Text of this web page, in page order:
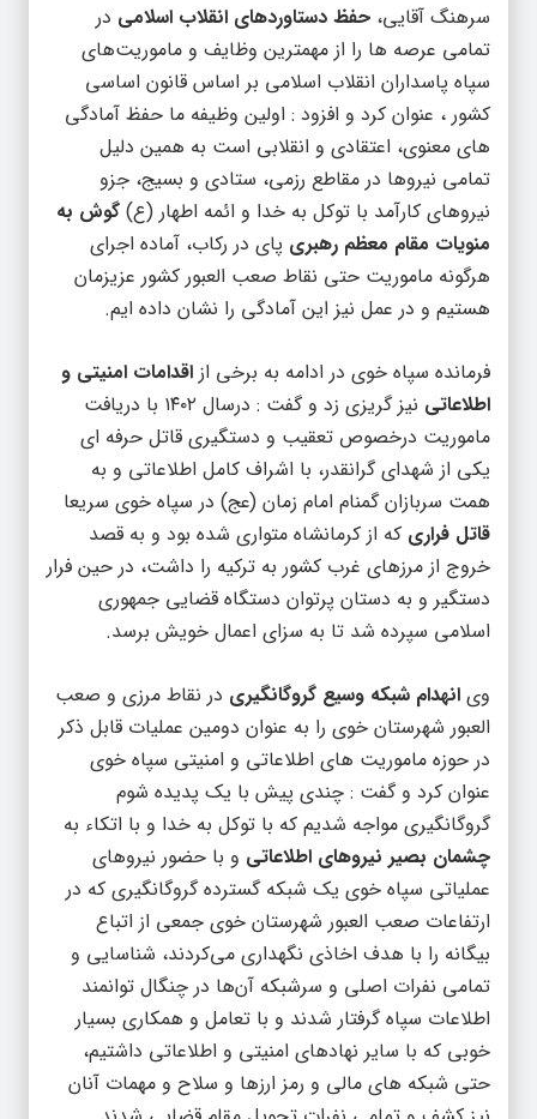
سرهنگ آقایی، حفظ دستاوردهای انقلاب اسلامی در
تمامی عرصه ها را از مهمترین وظایف و ماموریت‌های
سپاه پاسداران انقلاب اسلامی بر اساس قانون اساسی
کشور ، عنوان کرد و افزود : اولین وظیفه ما حفظ آمادگی
های معنوی، اعتقادی و انقلابی است به همین دلیل
تمامی نیروها در مقاطع رزمی، ستادی و بسیج، جزو
نیروهای کارآمد با توکل به خدا و ائمه اطهار (ع) گوش به
منویات مقام معظم رهبری پای در رکاب، آماده اجرای
هرگونه ماموریت حتی نقاط صعب العبور کشور عزیزمان
هستیم و در عمل نیز این آمادگی را نشان داده ایم.
فرمانده سپاه خوی در ادامه به برخی از اقدامات امنیتی و
اطلاعاتی
نیز گریزی زد و گفت : درسال ۱۴۰۲ با دریافت
ماموریت درخصوص تعقیب و دستگیری قاتل حرفه ای
یکی از شهدای گرانقدر، با اشراف کامل اطلاعاتی و به
همت سربازان گمنام امام زمان (عج) در سپاه خوی سریعا
قاتل فراری که از کرمانشاه متواری شده بود و به قصد
خروج از مرزهای غرب کشور به ترکیه را داشت، در حین فرار
دستگیر و به دستان پرتوان دستگاه قضایی جمهوری
اسلامی سپرده شد تا به سزای اعمال خویش برسد.
وی انهدام شبکه وسیع گروگانگیری در نقاط مرزی و صعب
العبور شهرستان خوی را به عنوان دومین عملیات قابل ذکر
در حوزه ماموریت های اطلاعاتی و امنیتی سپاه خوی
عنوان کرد و گفت : چندی پیش با یک پدیده شوم
گروگانگیری مواجه شدیم که با توکل به خدا و با اتکاء به
چشمان بصیر نیروهای اطلاعاتی و با حضور نیروهای
عملیاتی سپاه خوی یک شبکه گسترده گروگانگیری که در
ارتفاعات صعب العبور شهرستان خوی جمعی از اتباع
بیگانه را با هدف اخاذی نگهداری می‌کردند، شناسایی و
تمامی نفرات اصلی و سرشبکه آن‌ها در چنگال توانمند
اطلاعات سپاه گرفتار شدند و با تعامل و همکاری بسیار
خوبی که با سایر نهادهای امنیتی و اطلاعاتی داشتیم،
حتی شبکه های مالی و رمز ارزها و سلاح و مهمات آنان